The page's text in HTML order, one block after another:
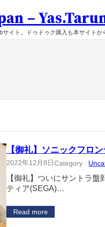
–
イト。ドゥドゥク購入も本サイト
【御礼】ソニックフロ
2022年12月8日Category :
【御礼】ついにサントラ
ティア(SEGA)…
Read more